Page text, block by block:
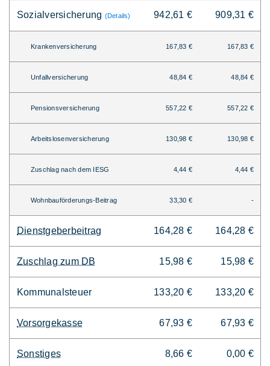
Sozialversicherung (Details) 942,61 € 909,31 €
Krankenversicherung 167,83 € 167,83 €
Unfallversicherung 48,84 € 48,84 €
Pensionsversicherung 557,22 € 557,22 €
Arbeitslosenversicherung 130,98 € 130,98 €
Zuschlag nach dem IESG 4,44 € 4,44 €
Wohnbauförderungs-Beitrag 33,30 € -
Dienstgeberbeitrag 164,28 € 164,28 €
Zuschlag zum DB 15,98 € 15,98 €
Kommunalsteuer 133,20 € 133,20 €
Vorsorgekasse 67,93 € 67,93 €
Sonstiges 8,66 € 0,00 €